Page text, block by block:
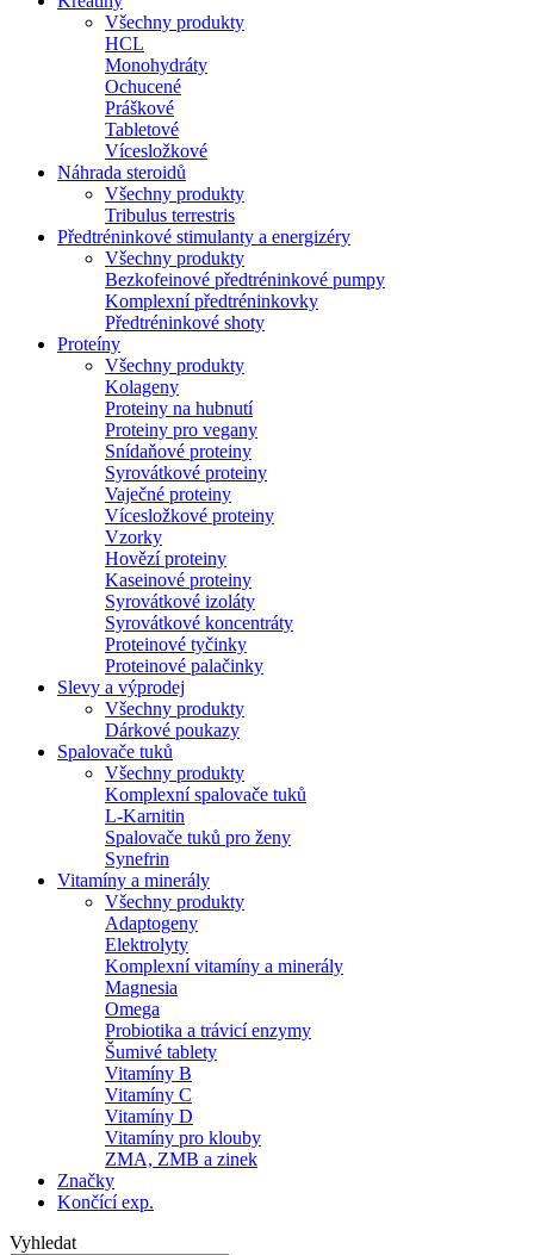
Všechny produkty
HCL
Monohydráty
Ochucené
Práškové
Tabletové
Vícesložkové
Náhrada steroidů
Všechny produkty
Tribulus terrestris
Předtréninkové stimulanty a energizéry
Všechny produkty
Bezkofeinové předtréninkové pumpy
Komplexní předtréninkovky
Předtréninkové shoty
Proteíny
Všechny produkty
Kolageny
Proteiny na hubnutí
Proteiny pro vegany
Snídaňové proteiny
Syrovátkové proteiny
Vaječné proteiny
Vícesložkové proteiny
Vzorky
Hovězí proteiny
Kaseinové proteiny
Syrovátkové izoláty
Syrovátkové koncentráty
Proteinové tyčinky
Proteinové palačinky
Slevy a výprodej
Všechny produkty
Dárkové poukazy
Spalovače tuků
Všechny produkty
Komplexní spalovače tuků
L-Karnitin
Spalovače tuků pro ženy
Synefrin
Vitamíny a minerály
Všechny produkty
Adaptogeny
Elektrolyty
Komplexní vitamíny a minerály
Magnesia
Omega
Probiotika a trávicí enzymy
Šumivé tablety
Vitamíny B
Vitamíny C
Vitamíny D
Vitamíny pro klouby
ZMA, ZMB a zinek
Značky
Končící exp.
Vyhledat